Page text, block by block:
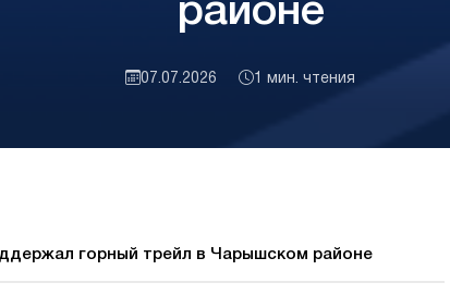
районе
07.07.2026 1 мин. чтения
горный трейл в Чарышском районе